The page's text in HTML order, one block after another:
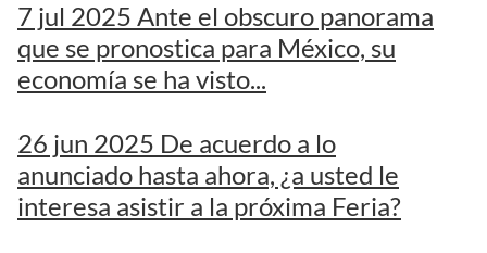
7 jul 2025 Ante el obscuro panorama
que se pronostica para México, su
economía se ha visto...
26 jun 2025 De acuerdo a lo
anunciado hasta ahora, ¿a usted le
interesa asistir a la próxima Feria?